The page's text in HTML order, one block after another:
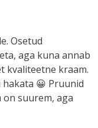
Osetud
aga kuna annab
kvaliteetne kraam.
😀 Pruunid
on suurem, aga